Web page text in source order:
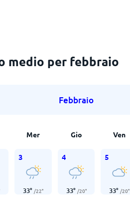
medio per febbraio
Febbraio
Mer Gio Ven
3
33° /22°
4
33° /20°
5
33° /20°